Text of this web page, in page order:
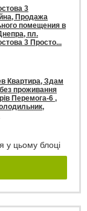
3
Продажа
помещения в
пл.
3 Просто...
Квартира, Здам
проживання
Перемога-6 ,
у цьому блоці